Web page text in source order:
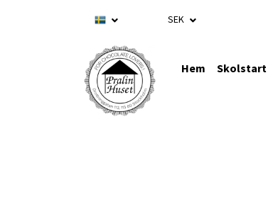
SEK
Hem Skolstart